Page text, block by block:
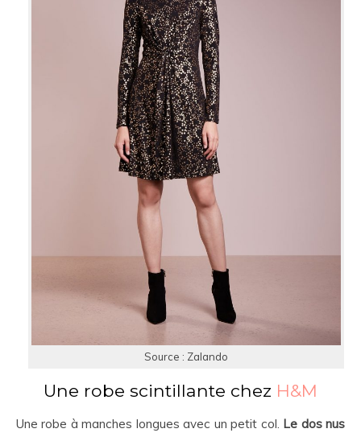
Source : Zalando
Une robe scintillante chez H&M
Une robe à manches longues avec un petit col. Le dos nus